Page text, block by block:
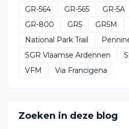
GR-564
GR-565 GR-5A
GR-800
GR5 GR5M
National Park Trail
SGR Vlaamse Ardennen
VFM
Via Francigena
Zoeken in deze blog